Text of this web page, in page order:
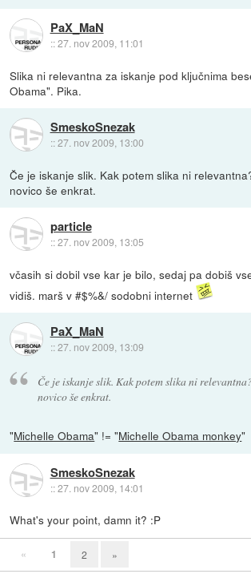
PaX_MaN
::27. nov 2009, 11:01
Slika ni relevantna za iskanje pod ključnima
Obama". Pika.
SmeskoSnezak
::27. nov 2009, 13:00
Če je iskanje slik. Kak potem slika ni
novico še enkrat.
particle
::27. nov 2009, 13:05
včasih si dobil vse kar je bilo, sedaj pa dobiš
vidiš. marš v #$%&/ sodobni internet
PaX_MaN
::27. nov 2009, 13:09
Če je iskanje slik. Kak potem slika ni
novico še enkrat.
"Michelle Obama" != "Michelle Obama monkey"
SmeskoSnezak
::27. nov 2009, 14:01
What's your point, damn it? :P
« 1 2 »